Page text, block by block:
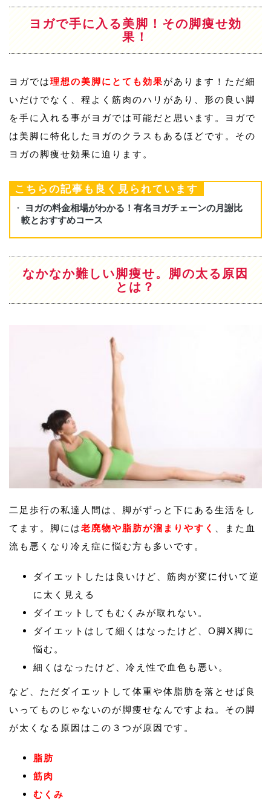
ヨガで手に入る美脚！その脚痩せ効
果！
ヨガでは理想の美脚にとても効果があります！ただ細
いだけでなく、程よく筋肉のハリがあり、形の良い脚
を手に入れる事がヨガでは可能だと思います。ヨガで
は美脚に特化したヨガのクラスもあるほどです。その
ヨガの脚痩せ効果に迫ります。
こちらの記事も良く見られています
なかなか難しい脚痩せ。脚の太る原因
とは？
二足歩行の私達人間は、脚がずっと下にある生活をし
てます。脚には老廃物や脂肪が溜まりやすく
、また血
流も悪くなり冷え症に悩む方も多いです。
ダイエットしたは良いけど、筋肉が変に付いて逆
に太く見える
ダイエットしてもむくみが取れない。
ダイエットはして細くはなったけど、O脚X脚に
悩む。
細くはなったけど、冷え性で血色も悪い。
など、ただダイエットして体重や体脂肪を落とせば良
いってものじゃないのが脚痩せなんですよね。その脚
が太くなる原因はこの３つが原因です。
脂肪
筋肉
むくみ